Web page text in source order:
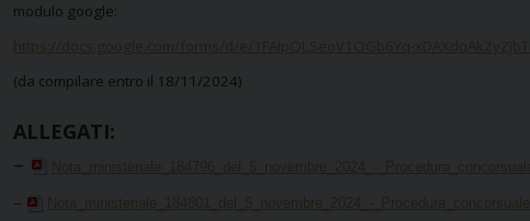
modulo google:
https://docs.google.com/forms/d/e/1FAIpQLSeoV1OGb6Yq-
(da compilare entro il 18/11/2024)
ALLEGATI:
–
Nota_ministeriale_184796_del_5_novembre_2024_-
– Nota_ministeriale_184801_del_5_novembre_2024_-